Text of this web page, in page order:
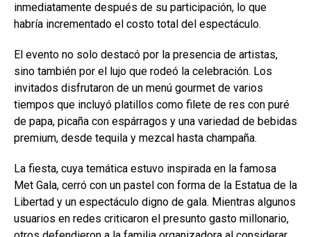
inmediatamente después de su participación, lo que
habría incrementado el costo total del espectáculo.
El evento no solo destacó por la presencia de artistas,
sino también por el lujo que rodeó la celebración. Los
invitados disfrutaron de un menú gourmet de varios
tiempos que incluyó platillos como filete de res con puré
de papa, picaña con espárragos y una variedad de bebidas
premium, desde tequila y mezcal hasta champaña.
La fiesta, cuya temática estuvo inspirada en la famosa
Met Gala, cerró con un pastel con forma de la Estatua de la
Libertad y un espectáculo digno de gala. Mientras algunos
usuarios en redes criticaron el presunto gasto millonario,